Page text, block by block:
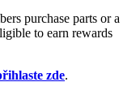
purchase parts or a
to earn rewards
zde.